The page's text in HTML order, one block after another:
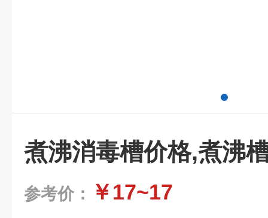
煮沸消毒槽价格,煮沸
参考价： ￥17~17